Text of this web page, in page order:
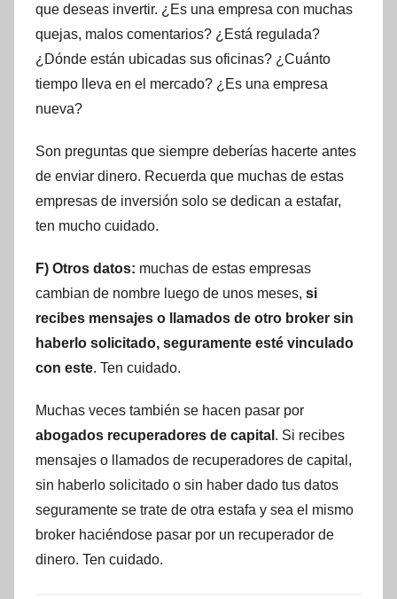
que deseas invertir. ¿Es una empresa con muchas
quejas, malos comentarios? ¿Está regulada?
¿Dónde están ubicadas sus oficinas? ¿Cuánto
tiempo lleva en el mercado? ¿Es una empresa
nueva?
Son preguntas que siempre deberías hacerte antes
de enviar dinero. Recuerda que muchas de estas
empresas de inversión solo se dedican a estafar,
ten mucho cuidado.
F) Otros datos: muchas de estas empresas
cambian de nombre luego de unos meses, si
recibes mensajes o llamados de otro broker sin
haberlo solicitado, seguramente esté vinculado
con este. Ten cuidado.
Muchas veces también se hacen pasar por
abogados recuperadores de capital . Si recibes
mensajes o llamados de recuperadores de capital,
sin haberlo solicitado o sin haber dado tus datos
seguramente se trate de otra estafa y sea el mismo
broker haciéndose pasar por un recuperador de
dinero. Ten cuidado.